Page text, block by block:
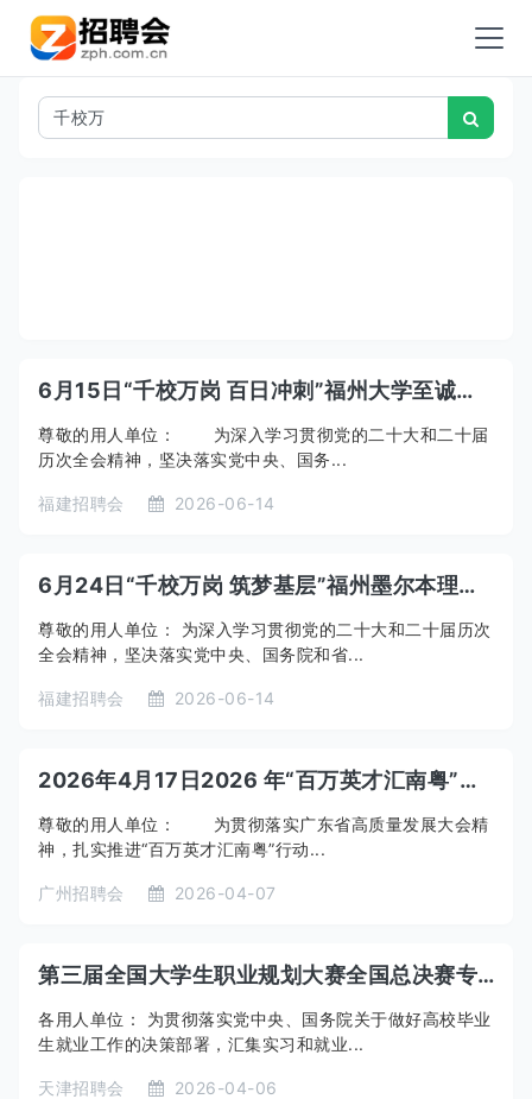
6月15日“千校万岗 百日冲刺”福州大学至诚学院2026届未就业毕业生、2027届实习生IT类专场招聘会
尊敬的用人单位： 为深入学习贯彻党的二十大和二十届
历次全会精神，坚决落实党中央、国务...
福建招聘会 2026-06-14
6月24日“千校万岗 筑梦基层”福州墨尔本理工职业学院专场：2026届未就业暨2027届毕业生招聘会
尊敬的用人单位： 为深入学习贯彻党的二十大和二十届历次
全会精神，坚决落实党中央、国务院和省...
福建招聘会 2026-06-14
2026年4月17日2026 年“百万英才汇南粤”暨“百城千校万企促就业”行动——“百校同心·千企万岗”暨南大学专场招聘会邀请函
尊敬的用人单位： 为贯彻落实广东省高质量发展大会精
神，扎实推进“百万英才汇南粤”行动...
广州招聘会 2026-04-07
第三届全国大学生职业规划大赛全国总决赛专场招聘会暨2026年“千校万企供需对接会”（天津专场）
各用人单位： 为贯彻落实党中央、国务院关于做好高校毕业
生就业工作的决策部署，汇集实习和就业...
天津招聘会 2026-04-06